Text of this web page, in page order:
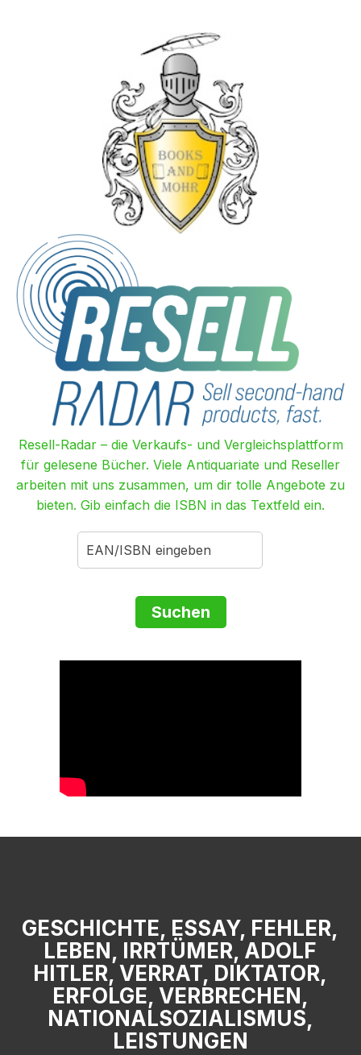
Resell-Radar – die Verkaufs- und Vergleichsplattform
für gelesene Bücher. Viele Antiquariate und Reseller
arbeiten mit uns zusammen, um dir tolle Angebote zu
bieten. Gib einfach die ISBN in das Textfeld ein.
GESCHICHTE, ESSAY, FEHLER,
LEBEN, IRRTÜMER, ADOLF
HITLER, VERRAT, DIKTATOR,
ERFOLGE, VERBRECHEN,
NATIONALSOZIALISMUS,
LEISTUNGEN